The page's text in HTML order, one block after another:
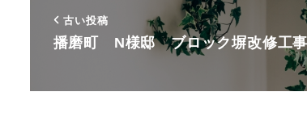
古い投稿
播磨町 N様邸 ブロック塀改修工事